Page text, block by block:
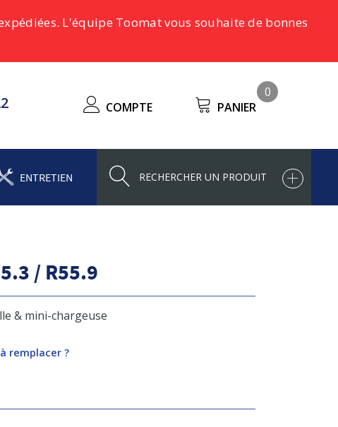
L'équipe Toomat vous souhaite de bonnes
COMPTE PANIER
0
ENTRETIEN
/ R55.9
& mini-chargeuse
remplacer ?